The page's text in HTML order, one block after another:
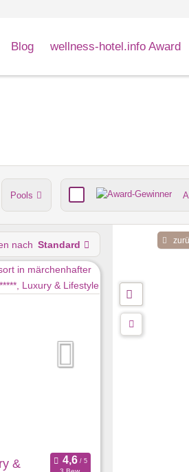
Blog wellness-hotel.info Award
Pools
nach Standard
&